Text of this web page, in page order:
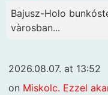
Bajusz-Holo
vàrosban...
2026.08.07. at 13:52
on Miskolc. Ezzel